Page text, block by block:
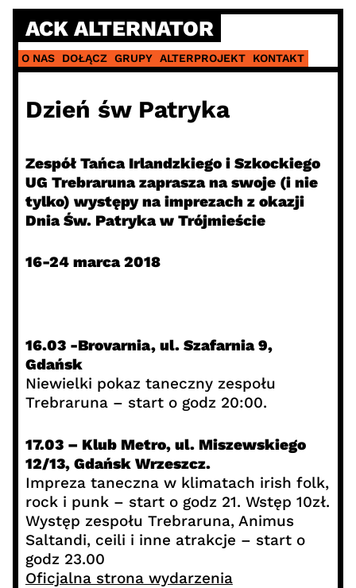
Skip
content
ACK ALTERNATOR
O NAS DOŁĄCZ GRUPY ALTERPROJEKT KONTAKT
Dzień św Patryka
Zespół Tańca Irlandzkiego i Szkockiego
UG Trebraruna zaprasza na swoje (i nie
tylko) występy na imprezach z okazji
Dnia Św. Patryka w Trójmieście
16-24 marca 2018
16.03 -Brovarnia, ul. Szafarnia 9,
Gdańsk
Niewielki pokaz taneczny zespołu
Trebraruna – start o godz 20:00.
17.03 – Klub Metro, ul. Miszewskiego
12/13, Gdańsk Wrzeszcz.
Impreza taneczna w klimatach irish folk,
rock i punk – start o godz 21. Wstęp 10zł.
Występ zespołu Trebraruna, Animus
Saltandi, ceili i inne atrakcje – start o
godz 23.00
Oficjalna strona wydarzenia